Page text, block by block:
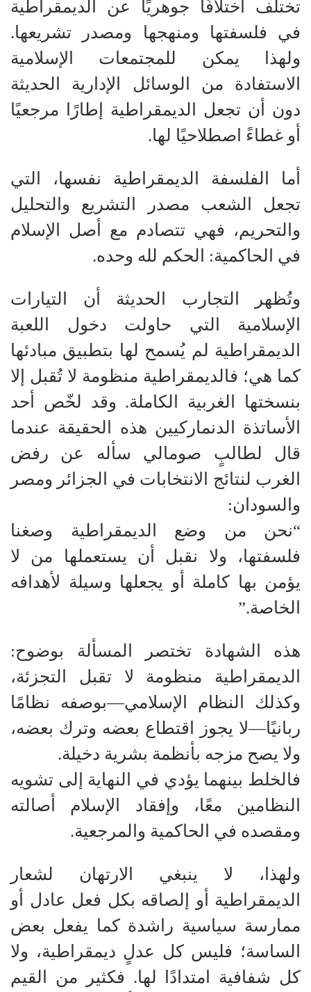
تختلف اختلافًا جوهريًا عن الديمقراطية
في فلسفتها ومنهجها ومصدر تشريعها.
ولهذا يمكن للمجتمعات الإسلامية
الاستفادة من الوسائل الإدارية الحديثة
دون أن تجعل الديمقراطية إطارًا مرجعيًا
أو غطاءً اصطلاحيًا لها.
أما الفلسفة الديمقراطية نفسها، التي
تجعل الشعب مصدر التشريع والتحليل
والتحريم، فهي تتصادم مع أصل الإسلام
في الحاكمية: الحكم لله وحده.
وتُظهر التجارب الحديثة أن التيارات
الإسلامية التي حاولت دخول اللعبة
الديمقراطية لم يُسمح لها بتطبيق مبادئها
كما هي؛ فالديمقراطية منظومة لا تُقبل إلا
بنسختها الغربية الكاملة. وقد لخّص أحد
الأساتذة الدنماركيين هذه الحقيقة عندما
قال لطالبٍ صومالي سأله عن رفض
الغرب لنتائج الانتخابات في الجزائر ومصر
والسودان:
“نحن من وضع الديمقراطية وصغنا
فلسفتها، ولا نقبل أن يستعملها من لا
يؤمن بها كاملة أو يجعلها وسيلة لأهدافه
الخاصة.”
هذه الشهادة تختصر المسألة بوضوح:
الديمقراطية منظومة لا تقبل التجزئة،
وكذلك النظام الإسلامي—بوصفه نظامًا
ربانيًا—لا يجوز اقتطاع بعضه وترك بعضه،
ولا يصح مزجه بأنظمة بشرية دخيلة.
فالخلط بينهما يؤدي في النهاية إلى تشويه
النظامين معًا، وإفقاد الإسلام أصالته
ومقصده في الحاكمية والمرجعية.
ولهذا، لا ينبغي الارتهان لشعار
الديمقراطية أو إلصاقه بكل فعل عادل أو
ممارسة سياسية راشدة كما يفعل بعض
الساسة؛ فليس كل عدلٍ ديمقراطية، ولا
كل شفافية امتدادًا لها. فكثير من القيم